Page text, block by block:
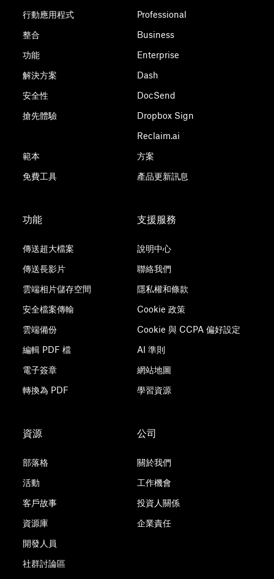
行動應用程式
整合
功能
解決方案
安全性
搶先體驗
範本
免費工具
Professional
Business
Enterprise
Dash
DocSend
Dropbox Sign
Reclaim.ai
方案
產品更新訊息
功能
傳送超大檔案
傳送長影片
雲端相片儲存空間
安全檔案傳輸
雲端備份
編輯 PDF 檔
電子簽章
轉換為 PDF
支援服務
說明中心
聯絡我們
隱私權和條款
Cookie 政策
Cookie 與 CCPA 偏好設定
AI 準則
網站地圖
學習資源
資源
部落格
活動
客戶故事
資源庫
開發人員
社群討論區
公司
關於我們
工作機會
投資人關係
企業責任